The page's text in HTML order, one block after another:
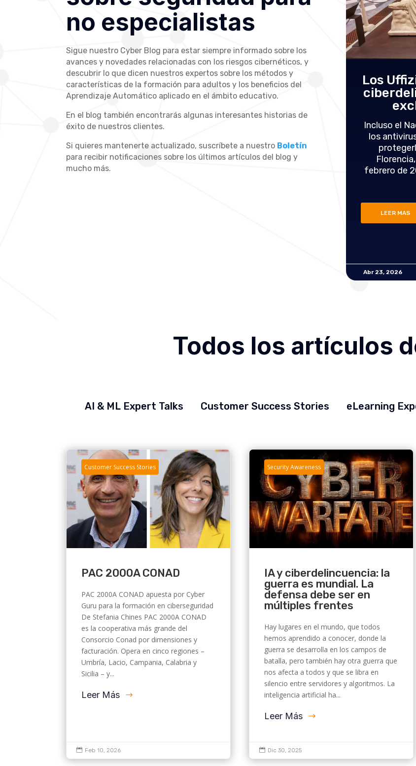
no especialistas
Sigue nuestro Cyber Blog para estar siempre informado sobre los
avances y novedades relacionadas con los riesgos cibernéticos, y
descubrir lo que dicen nuestros expertos sobre los métodos y
características de la formación para adultos y los beneficios del
Aprendizaje Automático aplicado en el ámbito educativo.
En el blog también encontrarás algunas interesantes historias de
éxito de nuestros clientes.
Si quieres mantenerte actualizado, suscríbete a nuestro Boletín
para recibir notificaciones sobre los últimos artículos del blog y
mucho más.
Estafas en vacaciones: cómo
reconocerlas y protegerse (guía
Las vacaciones son el momento en que bajamos la
Hay una estadística que debería aparecer en los
folletos de las agencias de viajes, justo debajo del
precio del vuelo: más de 4,3 millones de italianos han
Los
Incluso el
los
febrero de
LEER MAS
Abr 23, 2026
Todos los artículos
AI & ML Expert Talks Customer Success Stories eLearning
Customer Success Stories
PAC 2000A CONAD
PAC 2000A CONAD apuesta por Cyber
Guru para la formación en ciberseguridad
De Stefania Chines PAC 2000A CONAD
es la cooperativa más grande del
Consorcio Conad por dimensiones y
facturación. Opera en cinco regiones –
Umbría, Lacio, Campania, Calabria y
Sicilia – y...
Leer Más
 Feb 10, 2026
Security Awareness
IA y ciberdelincuencia: la
guerra es mundial. La
defensa debe ser en
múltiples frentes
Hay lugares en el mundo, que todos
hemos aprendido a conocer, donde la
guerra se desarrolla en los campos de
batalla, pero también hay otra guerra que
nos afecta a todos y que se libra en
silencio entre servidores y algoritmos. La
inteligencia artificial ha...
Leer Más
 Dic 30, 2025